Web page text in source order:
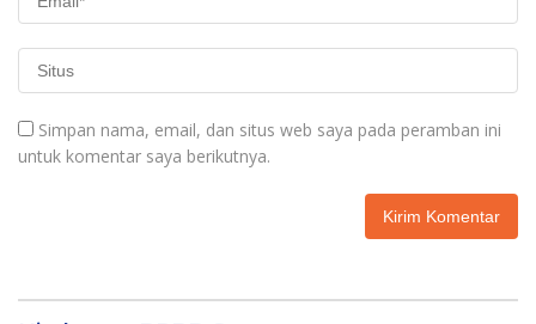
Simpan nama, email, dan situs web saya pada peramban ini
untuk komentar saya berikutnya.